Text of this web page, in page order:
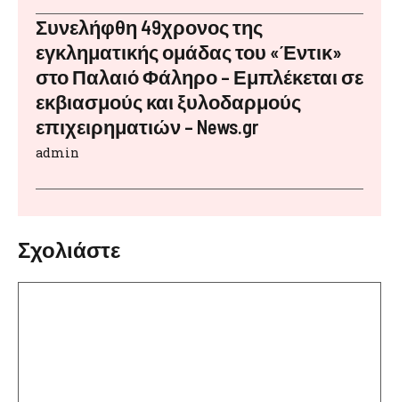
Συνελήφθη 49χρονος της
εγκληματικής ομάδας του «Έντικ»
στο Παλαιό Φάληρο – Εμπλέκεται σε
εκβιασμούς και ξυλοδαρμούς
επιχειρηματιών – News.gr
admin
Σχολιάστε